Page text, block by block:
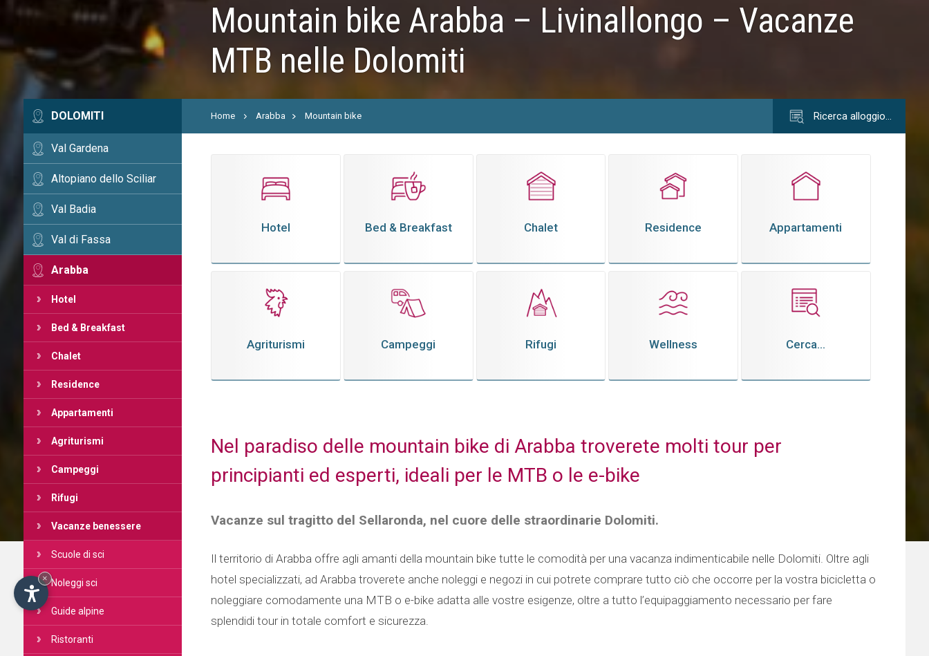
Mountain bike Arabba – Livinallongo – Vacanze
MTB nelle Dolomiti
DOLOMITI
Val Gardena
Altopiano dello Sciliar
Val Badia
Val di Fassa
Arabba
Hotel
Bed & Breakfast
Chalet
Residence
Appartamenti
Agriturismi
Campeggi
Rifugi
Vacanze benessere
Scuole di sci
Noleggi sci
Guide alpine
Ristoranti
Home Arabba Mountain bike Ricerca alloggio…
Hotel Bed & Breakfast Chalet Residence Appartamenti
Agriturismi Campeggi Rifugi Wellness Cerca...
Nel paradiso delle mountain bike di Arabba troverete molti tour per
principianti ed esperti, ideali per le MTB o le e-bike
Vacanze sul tragitto del Sellaronda, nel cuore delle straordinarie Dolomiti.
Il territorio di Arabba offre agli amanti della mountain bike tutte le comodità per una vacanza indimenticabile nelle Dolomiti. Oltre agli
hotel specializzati, ad Arabba troverete anche noleggi e negozi in cui potrete comprare tutto ciò che occorre per la vostra bicicletta o
noleggiare comodamente una MTB o e-bike adatta alle vostre esigenze, oltre a tutto l’equipaggiamento necessario per fare
splendidi tour in totale comfort e sicurezza.
×